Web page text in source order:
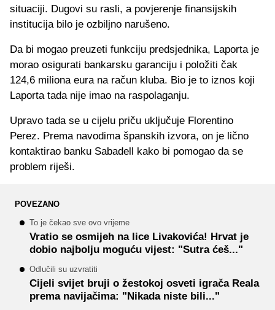
situaciji. Dugovi su rasli, a povjerenje finansijskih
institucija bilo je ozbiljno narušeno.
Da bi mogao preuzeti funkciju predsjednika, Laporta je
morao osigurati bankarsku garanciju i položiti čak
124,6 miliona eura na račun kluba. Bio je to iznos koji
Laporta tada nije imao na raspolaganju.
Upravo tada se u cijelu priču uključuje Florentino
Perez. Prema navodima španskih izvora, on je lično
kontaktirao banku Sabadell kako bi pomogao da se
problem riješi.
POVEZANO
To je čekao sve ovo vrijeme
Vratio se osmijeh na lice Livakovića! Hrvat je
dobio najbolju moguću vijest: "Sutra ćeš..."
Odlučili su uzvratiti
Cijeli svijet bruji o žestokoj osveti igrača Reala
prema navijačima: "Nikada niste bili..."